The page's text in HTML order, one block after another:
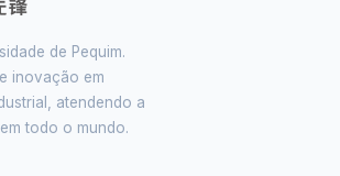
de Pequim.
inovação em
atendendo a
todo o mundo.